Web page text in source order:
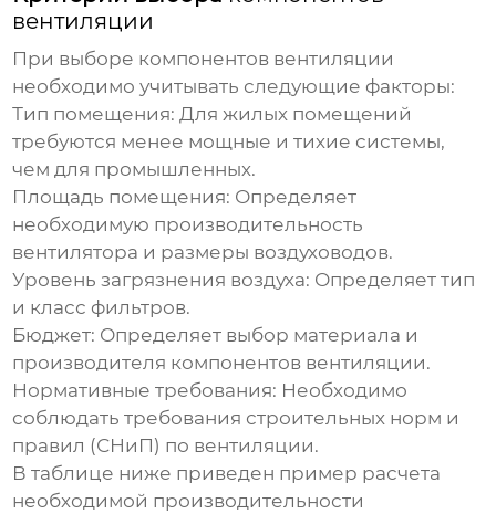
вентиляции
При выборе компонентов вентиляции
необходимо учитывать следующие факторы:
Тип помещения: Для жилых помещений
требуются менее мощные и тихие системы,
чем для промышленных.
Площадь помещения: Определяет
необходимую производительность
вентилятора и размеры воздуховодов.
Уровень загрязнения воздуха: Определяет тип
и класс фильтров.
Бюджет: Определяет выбор материала и
производителя компонентов вентиляции.
Нормативные требования: Необходимо
соблюдать требования строительных норм и
правил (СНиП) по вентиляции.
В таблице ниже приведен пример расчета
необходимой производительности